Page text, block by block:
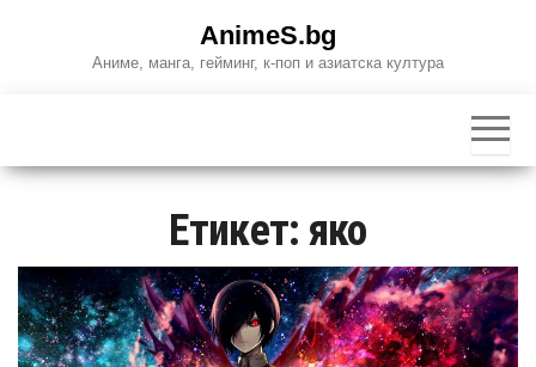
AnimeS.bg
Аниме, манга, гейминг, к-поп и азиатска култура
Етикет: яко